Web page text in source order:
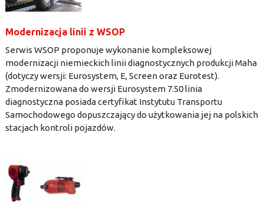
Modernizacja linii z WSOP
Serwis WSOP proponuje wykonanie kompleksowej
modernizacji niemieckich linii diagnostycznych produkcji Maha
(dotyczy wersji: Eurosystem, E, Screen oraz Eurotest).
Zmodernizowana do wersji Eurosystem 7.50 linia
diagnostyczna posiada certyfikat Instytutu Transportu
Samochodowego dopuszczający do użytkowania jej na polskich
stacjach kontroli pojazdów.